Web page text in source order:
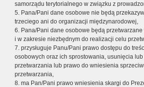
samorządu terytorialnego w związku z
5. Pana/Pani dane osobowe nie będą
trzeciego ani do organizacji międzynarodowej,
6. Pana/Pani dane osobowe będą przetwarzane
i w zakresie niezbędnym do realizacji celu
7. przysługuje Panu/Pani prawo dostępu do
osobowych oraz ich sprostowania, usunięcia
przetwarzania lub prawo do wniesienia
przetwarzania,
8. ma Pan/Pani prawo wniesienia skargi do